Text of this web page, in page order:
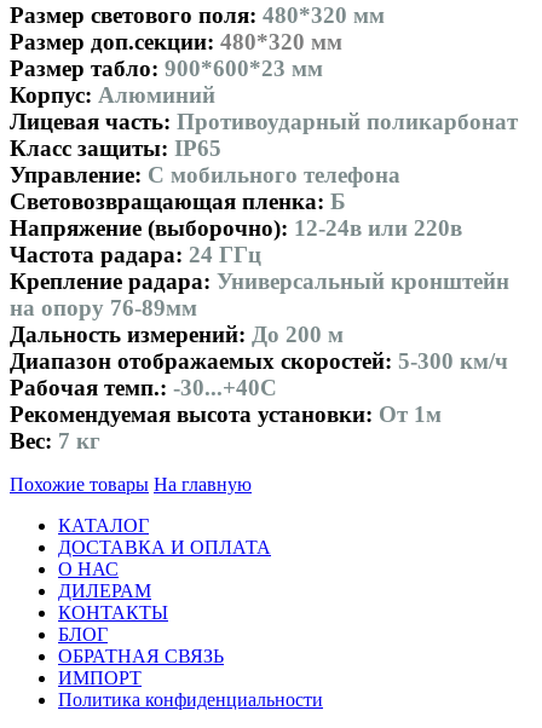
Размер светового поля: 480*320 мм
Размер доп.секции: 480*320 мм
Размер табло: 900*600*23 мм
Корпус: Aлюминий
Лицевая часть: Противоударный поликарбонат
Класс защиты: IP65
Управление: С мобильного телефона
Световозвращающая пленка: Б
Напряжение (выборочно): 12-24в или 220в
Частота радара: 24 ГГц
Крепление радара: Универсальный кронштейн
на опору 76-89мм
Дальность измерений: До 200 м
Диапазон отображаемых скоростей: 5-300 км/ч
Рабочая темп.: -30...+40С
Рекомендуемая высота установки: От 1м
Вес: 7 кг
Похожие товары На главную
КАТАЛОГ
ДОСТАВКА И ОПЛАТА
О НАС
ДИЛЕРАМ
КОНТАКТЫ
БЛОГ
ОБРАТНАЯ СВЯЗЬ
ИМПОРТ
Политика конфиденциальности